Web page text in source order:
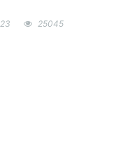
25045